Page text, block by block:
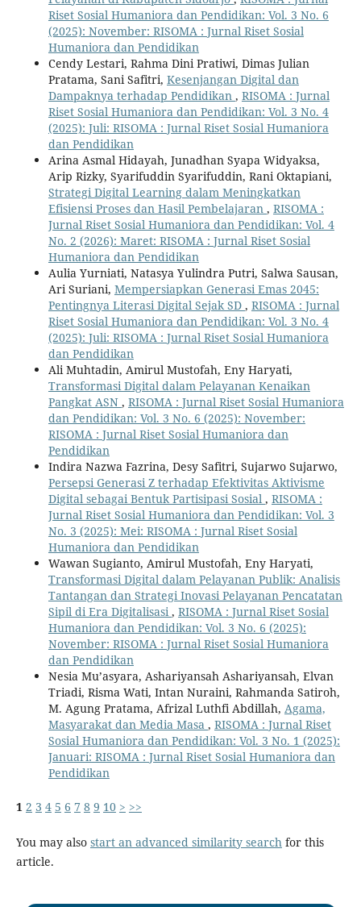
Riset Sosial Humaniora dan Pendidikan: Vol. 3 No. 6
(2025): November: RISOMA : Jurnal Riset Sosial
Humaniora dan Pendidikan
Cendy Lestari, Rahma Dini Pratiwi, Dimas Julian
Pratama, Sani Safitri, Kesenjangan Digital dan
Dampaknya terhadap Pendidikan , RISOMA : Jurnal
Riset Sosial Humaniora dan Pendidikan: Vol. 3 No. 4
(2025): Juli: RISOMA : Jurnal Riset Sosial Humaniora
dan Pendidikan
Arina Asmal Hidayah, Junadhan Syapa Widyaksa,
Arip Rizky, Syarifuddin Syarifuddin, Rani Oktapiani,
Strategi Digital Learning dalam Meningkatkan
Efisiensi Proses dan Hasil Pembelajaran , RISOMA :
Jurnal Riset Sosial Humaniora dan Pendidikan: Vol. 4
No. 2 (2026): Maret: RISOMA : Jurnal Riset Sosial
Humaniora dan Pendidikan
Aulia Yurniati, Natasya Yulindra Putri, Salwa Sausan,
Ari Suriani, Mempersiapkan Generasi Emas 2045:
Pentingnya Literasi Digital Sejak SD , RISOMA : Jurnal
Riset Sosial Humaniora dan Pendidikan: Vol. 3 No. 4
(2025): Juli: RISOMA : Jurnal Riset Sosial Humaniora
dan Pendidikan
Ali Muhtadin, Amirul Mustofah, Eny Haryati,
Transformasi Digital dalam Pelayanan Kenaikan
Pangkat ASN , RISOMA : Jurnal Riset Sosial Humaniora
dan Pendidikan: Vol. 3 No. 6 (2025): November:
RISOMA : Jurnal Riset Sosial Humaniora dan
Pendidikan
Indira Nazwa Fazrina, Desy Safitri, Sujarwo Sujarwo,
Persepsi Generasi Z terhadap Efektivitas Aktivisme
Digital sebagai Bentuk Partisipasi Sosial , RISOMA :
Jurnal Riset Sosial Humaniora dan Pendidikan: Vol. 3
No. 3 (2025): Mei: RISOMA : Jurnal Riset Sosial
Humaniora dan Pendidikan
Wawan Sugianto, Amirul Mustofah, Eny Haryati,
Transformasi Digital dalam Pelayanan Publik: Analisis
Tantangan dan Strategi Inovasi Pelayanan Pencatatan
Sipil di Era Digitalisasi , RISOMA : Jurnal Riset Sosial
Humaniora dan Pendidikan: Vol. 3 No. 6 (2025):
November: RISOMA : Jurnal Riset Sosial Humaniora
dan Pendidikan
Nesia Mu’asyara, Ashariyansah Ashariyansah, Elvan
Triadi, Risma Wati, Intan Nuraini, Rahmanda Satiroh,
M. Agung Pratama, Afrizal Luthfi Abdillah, Agama,
Masyarakat dan Media Masa , RISOMA : Jurnal Riset
Sosial Humaniora dan Pendidikan: Vol. 3 No. 1 (2025):
Januari: RISOMA : Jurnal Riset Sosial Humaniora dan
Pendidikan
1 2 3 4 5 6 7 8 9 10 > >>
You may also start an advanced similarity search for this
article.